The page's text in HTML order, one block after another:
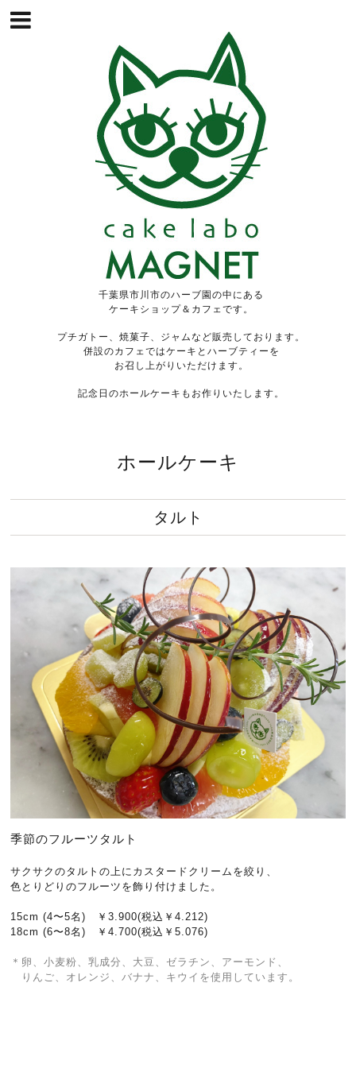
千葉県市川市のハーブ園の中にある
ケーキショップ＆カフェです。
プチガトー、焼菓子、ジャムなど販売しております。
併設のカフェではケーキとハーブティーを
お召し上がりいただけます。
記念日のホールケーキもお作りいたします。
ホールケーキ
タルト
季節のフルーツタルト
サクサクのタルトの上にカスタードクリームを絞り、
色とりどりのフルーツを飾り付けました。
15cm (4〜5名) ￥3.900(税込￥4.212)
18cm (6〜8名) ￥4.700(税込￥5.076)
＊卵、小麦粉、乳成分、大豆、ゼラチン、アーモンド、
りんご、オレンジ、 バナナ、キウイを使用しています。